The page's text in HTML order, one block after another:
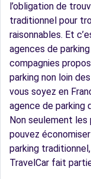
l’obligation de
traditionnel pour
raisonnables. Et
agences de
compagnies
parking non loin
vous soyez en
agence de parking
Non seulement les
pouvez économiser
parking
TravelCar fait